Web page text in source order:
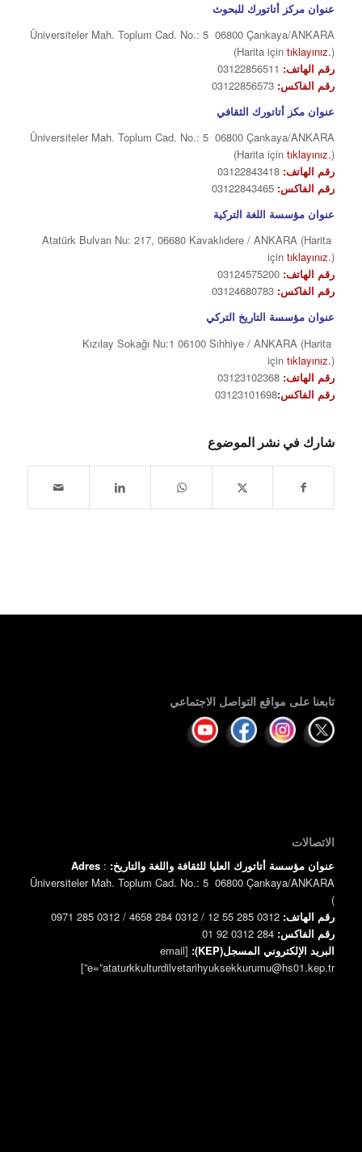
عنوان مركز أتاتورك للبحوث
Üniversiteler Mah. Toplum Cad. No.: 5 06800 Çankaya/ANKARA
(Harita içintıklayınız.)
رقم الهاتف: 03122856511
رقم الفاكس:
عنوان مكز أتاتورك الثقافي
Üniversiteler Mah. Toplum Cad. No.: 5 06800 Çankaya/ANKARA
(Harita içintıklayınız.)
رقم الهاتف:
رقم الفاكس:
عنوان مؤسسة اللغة التركية
Atatürk Bulvarı Nu: 217, 06680 Kavaklıdere / ANKARA (Harita
içintıklayınız.)
رقم الهاتف:
رقم الفاكس:
عنوان مؤسسة التاريخ التركي
Kızılay Sokağı Nu:1 06100 Sıhhiye / ANKARA (Harita
içintıklayınız.)
رقم الهاتف:
رقم الفاكس:03123101698
شارك في نشر الموضوع
تابعنا على مواقع التواصل الاجتماعي
الاتصالات
عنوان مؤسسة أتاتورك العليا للثقافة واللغة والتاريخ:
Adres :
Üniversiteler Mah. Toplum Cad. No.: 5 06800 Çankaya/ANKARA
)
رقم الهاتف:
رقم الفاكس:
البريد الإلكتروني المسجل(KEP):
[email
e=”ataturkkulturdilvetarihyuksekkurumu@hs01.kep.tr”]